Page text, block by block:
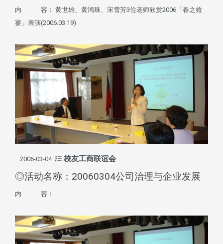
内 容： 黄世雄、黄鸿珠、宋雪芳3位老师欣赏2006「春之飨
宴」表演(2006.03.19)
2006-03-04 校友工商联谊会
◎活动名称：20060304公司治理与企业发展
内 容：